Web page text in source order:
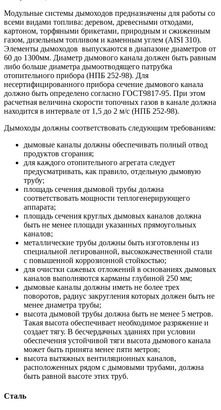
Модульные системы дымоходов предназначены для работы со
всеми видами топлива: деревом, древесными отходами,
картоном, торфяными брикетами, природным и сжиженным
газом, дизельным топливом и каменным углем (AISI 310).
Элементы дымоходов выпускаются в диапазоне диаметров от
60 до 1300мм. Диаметр дымового канала должен быть равным
либо больше диаметра дымоотводящего патрубка
отопительного прибора (НПБ 252-98). Для
несертифицированного прибора сечение дымового канала
должно быть определено согласно ГОСТ9817-95. При этом
расчетная величина скорости топочных газов в канале должна
находится в интервале от 1,5 до 2 м/с (НПБ 252-98).
Дымоходы должны соответствовать следующим требованиям:
дымовые каналы должны обеспечивать полный отвод
продуктов сгорания;
для каждого отопительного агрегата следует
предусматривать, как правило, отдельную дымовую
трубу;
площадь сечения дымовой трубы должна
соответствовать мощности теплогенерирующего
аппарата;
площадь сечения круглых дымовых каналов должна
быть не менее площади указанных прямоугольных
каналов;
металлические трубы должны быть изготовлены из
специальной легированной, высококачественной стали
с повышенной коррозионной стойкостью;
для очистки сажевых отложений в основаниях дымовых
каналов выполняются карманы глубиной 250 мм;
дымовые каналы должны иметь не более трех
поворотов, радиус закругления которых должен быть не
менее диаметра трубы;
высота дымовой трубы должна быть не менее 5 метров.
Такая высота обеспечивает необходимое разряжение и
создает тягу. В бесчердачных зданиях при условии
обеспечения устойчивой тяги высота дымового канала
может быть принята менее пяти метров;
высота вытяжных вентиляционных каналов,
расположенных рядом с дымовыми трубами, должна
быть равной высоте этих труб.
Сталь